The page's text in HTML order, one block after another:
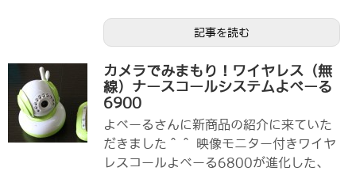
記事を読む
カメラでみまもり！ワイヤレス（無
線）ナースコールシステムよべーる
6900
よべーるさんに新商品の紹介に来ていた
だきました＾＾ 映像モニター付きワイヤ
レスコールよべーる6800が進化した、